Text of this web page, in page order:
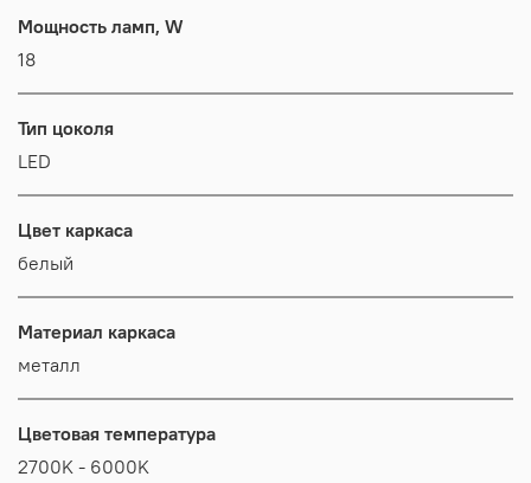
Мощность ламп, W
18
Тип цоколя
LED
Цвет каркаса
белый
Материал каркаса
металл
Цветовая температура
2700K - 6000K